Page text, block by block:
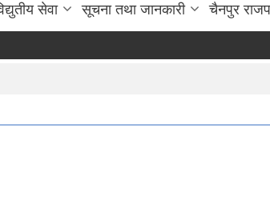
सेवा सूचना तथा जानकारी चैनपुर